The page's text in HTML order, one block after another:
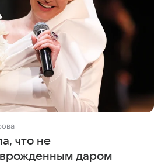
что не
врожденным даром